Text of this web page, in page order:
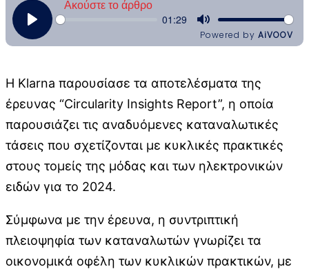
Η Klarna παρουσίασε τα αποτελέσματα της
έρευνας “Circularity Insights Report”, η οποία
παρουσιάζει τις αναδυόμενες καταναλωτικές
τάσεις που σχετίζονται με κυκλικές πρακτικές
στους τομείς της μόδας και των ηλεκτρονικών
ειδών για το 2024.
Σύμφωνα με την έρευνα, η συντριπτική
πλειοψηφία των καταναλωτών γνωρίζει τα
οικονομικά οφέλη των κυκλικών πρακτικών, με